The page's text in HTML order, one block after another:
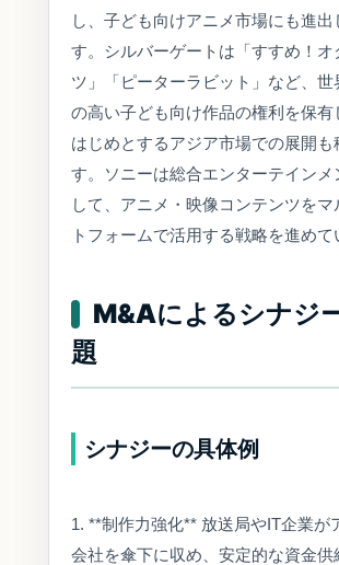
し、子ども向けアニメ市場にも進出
す。シルバーゲートは「すすめ！オ
ツ」「ピーターラビット」など、世
の高い子ども向け作品の権利を保有
はじめとするアジア市場での展開も
す。ソニーは総合エンターテインメ
して、アニメ・映像コンテンツをマ
トフォームで活用する戦略を進めて
M&Aによるシナジ
題
シナジーの具体例
1. **制作力強化** 放送局やIT企業が
会社を傘下に収め、安定的な資金供